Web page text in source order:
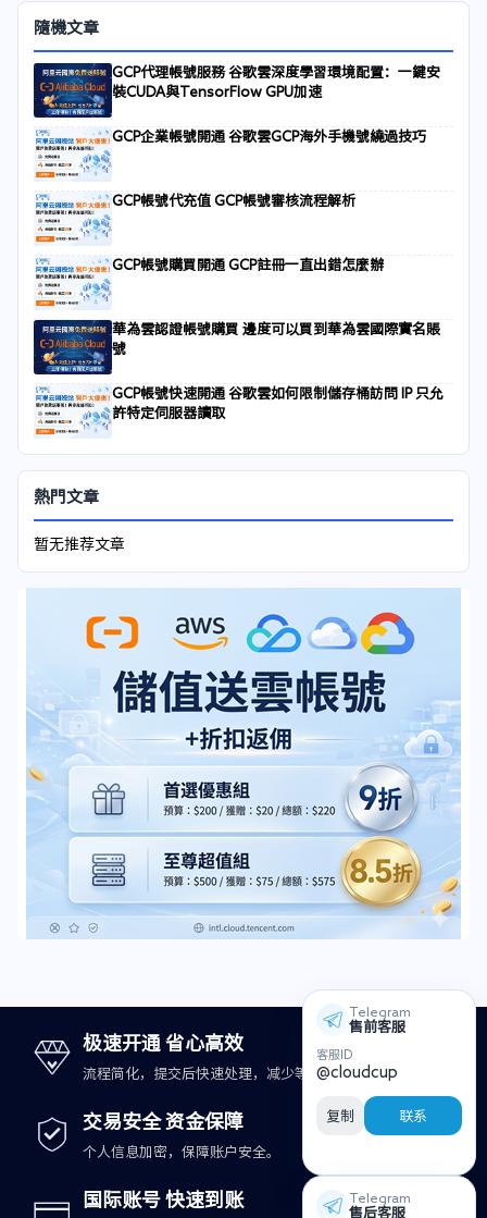
隨機文章
GCP代理帳號服務 谷歌雲深度學習環境配置：一鍵安
裝CUDA與TensorFlow GPU加速
GCP企業帳號開通 谷歌雲GCP海外手機號繞過技巧
GCP帳號代充值 GCP帳號審核流程解析
GCP帳號購買開通 GCP註冊一直出錯怎麼辦
華為雲認證帳號購買 邊度可以買到華為雲國際實名賬
號
GCP帳號快速開通 谷歌雲如何限制儲存桶訪問 IP 只允
許特定伺服器讀取
熱門文章
暂无推荐文章
极速开通 省心高效
流程简化，提交后快速处理，减少等待时间。
交易安全 资金保障
个人信息加密，保障账户安全。
国际账号 快速到账
Telegram
售前客服
客服ID
@cloudcup
复制 联系
Telegram
售后客服